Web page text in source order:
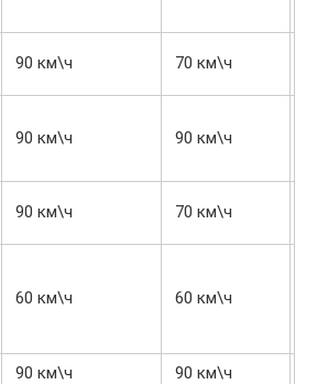
90 км\ч 70 км\ч
90 км\ч 90 км\ч
90 км\ч 70 км\ч
60 км\ч 60 км\ч
90 км\ч 90 км\ч